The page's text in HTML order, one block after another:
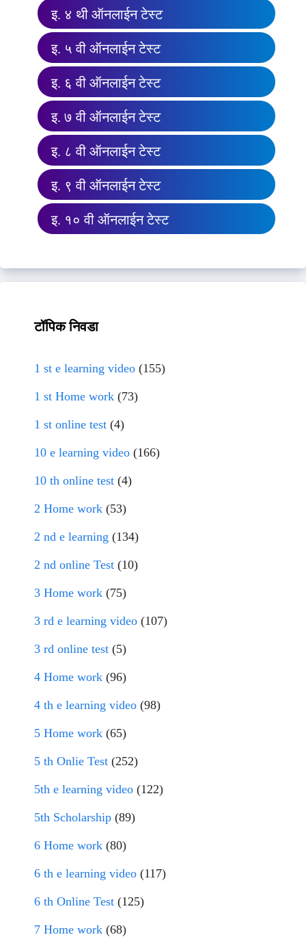
इ. ४ थी ऑनलाईन टेस्ट
इ. ५ वी ऑनलाईन टेस्ट
इ. ६ वी ऑनलाईन टेस्ट
इ. ७ वी ऑनलाईन टेस्ट
इ. ८ वी ऑनलाईन टेस्ट
इ. ९ वी ऑनलाईन टेस्ट
इ. १० वी ऑनलाईन टेस्ट
टॉपिक निवडा
1 st e learning video (155)
1 st Home work (73)
1 st online test (4)
10 e learning video (166)
10 th online test (4)
2 Home work (53)
2 nd e learning (134)
2 nd online Test (10)
3 Home work (75)
3 rd e learning video (107)
3 rd online test (5)
4 Home work (96)
4 th e learning video (98)
5 Home work (65)
5 th Onlie Test (252)
5th e learning video (122)
5th Scholarship (89)
6 Home work (80)
6 th e learning video (117)
6 th Online Test (125)
7 Home work (68)